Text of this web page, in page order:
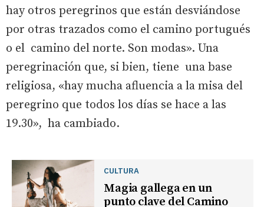
hay otros peregrinos que están desviándose
por otras trazados como el camino portugués
o el camino del norte. Son modas». Una
peregrinación que, si bien, tiene una base
religiosa, «hay mucha afluencia a la misa del
peregrino que todos los días se hace a las
19.30», ha cambiado.
CULTURA
Magia gallega en un
punto clave del Camino